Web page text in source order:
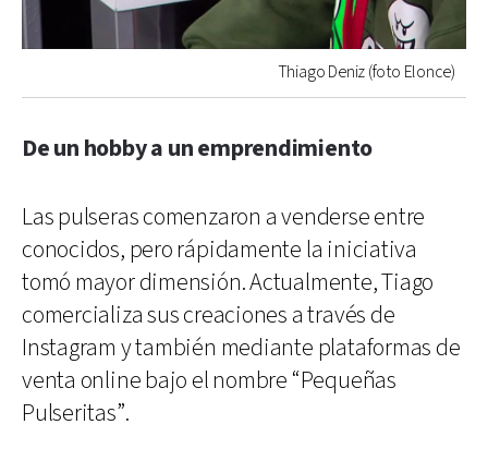
Thiago Deniz (foto Elonce)
De un hobby a un emprendimiento
Las pulseras comenzaron a venderse entre
conocidos, pero rápidamente la iniciativa
tomó mayor dimensión. Actualmente, Tiago
comercializa sus creaciones a través de
Instagram y también mediante plataformas de
venta online bajo el nombre “Pequeñas
Pulseritas”.